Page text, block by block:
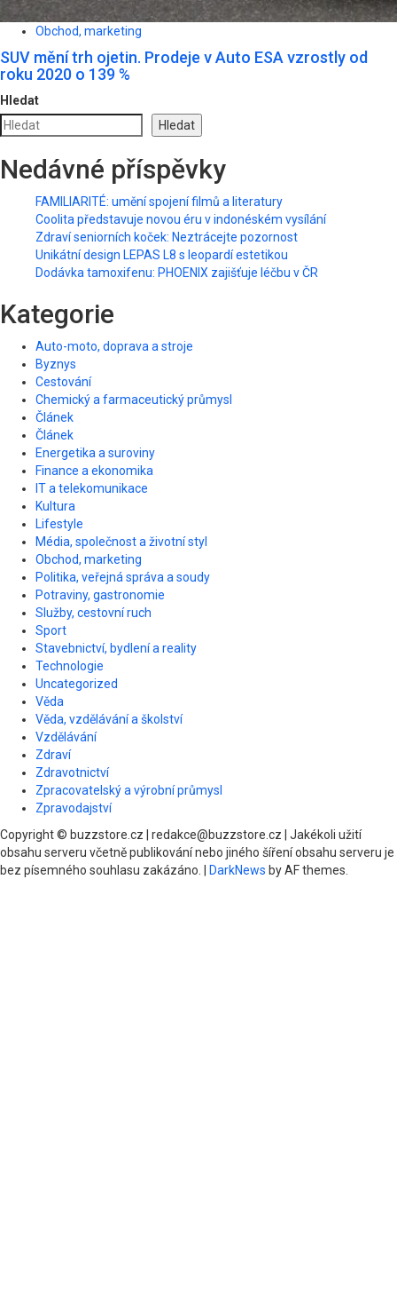
Obchod, marketing
SUV mění trh ojetin. Prodeje v Auto ESA vzrostly od
roku 2020 o 139 %
Hledat
Hledat
Nedávné příspěvky
FAMILIARITÉ: umění spojení filmů a literatury
Coolita představuje novou éru v indonéském vysílání
Zdraví seniorních koček: Neztrácejte pozornost
Unikátní design LEPAS L8 s leopardí estetikou
Dodávka tamoxifenu: PHOENIX zajišťuje léčbu v ČR
Kategorie
Auto-moto, doprava a stroje
Byznys
Cestování
Chemický a farmaceutický průmysl
Článek
Článek
Energetika a suroviny
Finance a ekonomika
IT a telekomunikace
Kultura
Lifestyle
Média, společnost a životní styl
Obchod, marketing
Politika, veřejná správa a soudy
Potraviny, gastronomie
Služby, cestovní ruch
Sport
Stavebnictví, bydlení a reality
Technologie
Uncategorized
Věda
Věda, vzdělávání a školství
Vzdělávání
Zdraví
Zdravotnictví
Zpracovatelský a výrobní průmysl
Zpravodajství
Copyright © buzzstore.cz | redakce@buzzstore.cz | Jakékoli užití
obsahu serveru včetně publikování nebo jiného šíření obsahu serveru je
bez písemného souhlasu zakázáno.
DarkNews by AF themes.